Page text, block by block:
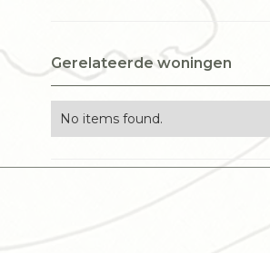
Gerelateerde woningen
No items found.